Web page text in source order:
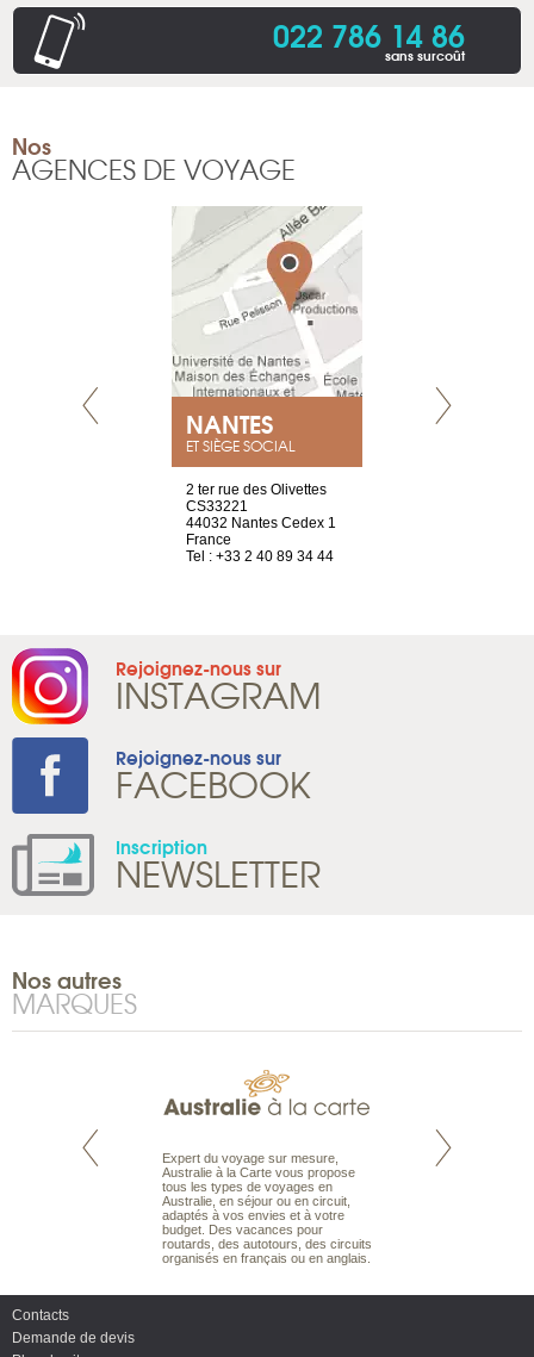
022 786 14 86
sans surcoût
Nos
AGENCES DE VOYAGE
NANTES
ET SIÈGE SOCIAL
2 ter rue des Olivettes
CS33221
44032 Nantes Cedex 1
France
Tel : +33 2 40 89 34 44
Rejoignez-nous sur
INSTAGRAM
Rejoignez-nous sur
FACEBOOK
Inscription
NEWSLETTER
Nos autres
MARQUES
est le spécialiste
Expert du voyage sur mesure,
Australie à la Carte vous propose
tous les types de voyages en
Australie, en séjour ou en circuit,
adaptés à vos envies et à votre
budget. Des vacances pour
routards, des autotours, des circuits
organisés en français ou en anglais.
Parce qu'ils sont
Contacts
Demande de devis